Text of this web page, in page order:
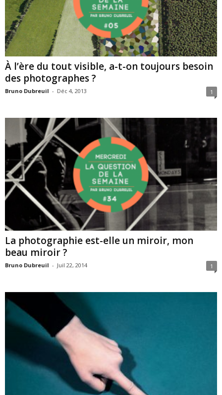
À l’ère du tout visible, a-t-on toujours besoin
des photographes ?
Bruno Dubreuil - Déc 4, 2013 1
La photographie est-elle un miroir, mon
beau miroir ?
Bruno Dubreuil - Juil 22, 2014 1